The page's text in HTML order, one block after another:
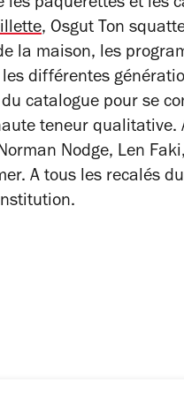
les pâquerettes et les
, Osgut Ton
la maison, les
différentes
catalogue pour se
teneur qualitative.
Nodge, Len
A tous les recalés